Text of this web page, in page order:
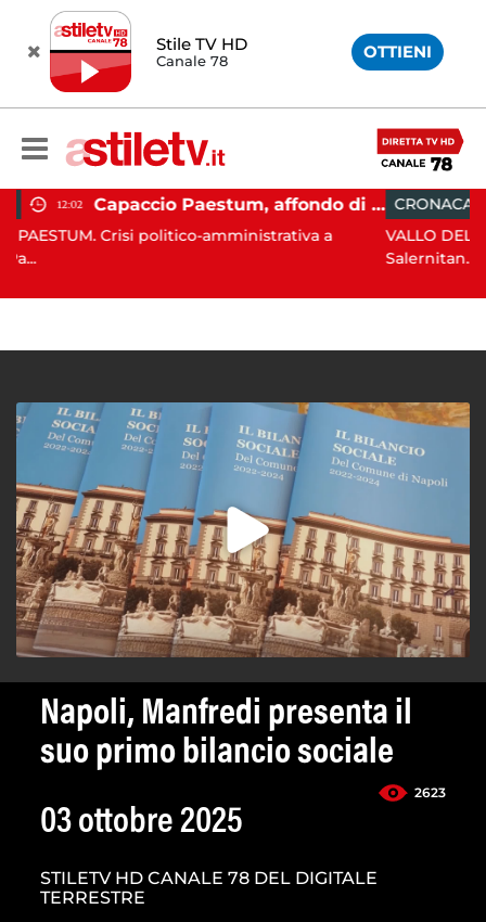
Stile TV HD
Canale 78 OTTIENI
Capaccio Paestum, affondo di Forza Italia: "Paolino è arrivato al capolinea"
politico-amministrativa a
CRONACA 15:36
VALLO DELLA LUCANIA. È di
Napoli, Manfredi presenta il
suo primo bilancio sociale
2623
03 ottobre 2025
STILETV HD CANALE 78 DEL DIGITALE
TERRESTRE